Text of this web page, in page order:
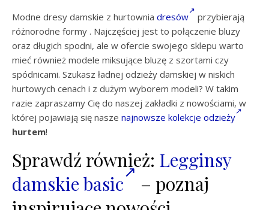
Modne dresy damskie z hurtownia dresów
przybierają
różnorodne formy . Najczęściej jest to połączenie bluzy
oraz długich spodni, ale w ofercie swojego sklepu warto
mieć również modele miksujące bluzę z szortami czy
spódnicami. Szukasz ładnej odzieży damskiej w niskich
hurtowych cenach i z dużym wyborem modeli? W takim
razie zapraszamy Cię do naszej zakładki z nowościami, w
której pojawiają się nasze najnowsze kolekcje odzieży
hurtem!
Sprawdź również: Legginsy
damskie basic
– poznaj